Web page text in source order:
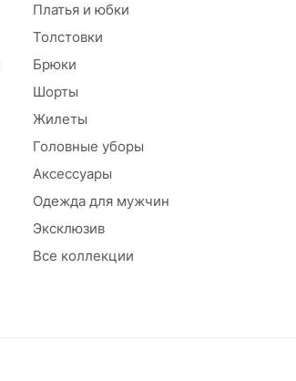
Платья и юбки
Толстовки
Брюки
Шорты
Жилеты
Головные уборы
Аксессуары
Одежда для мужчин
Эксклюзив
Все коллекции